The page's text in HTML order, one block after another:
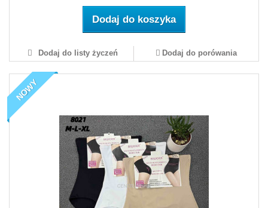
Dodaj do koszyka
Dodaj do listy życzeń Dodaj do porówania
NOWY